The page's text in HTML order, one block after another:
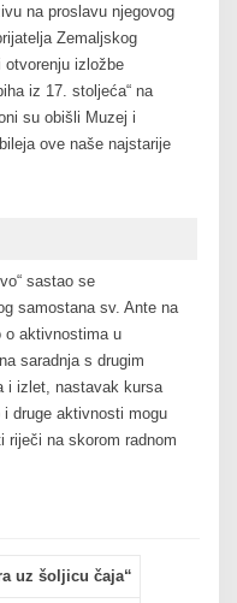
na proslavu njegovog
Zemaljskog
otvorenju izložbe
iz 17. stoljeća“ na
su obišli Muzej i
ove naše najstarije
sastao se
samostana sv. Ante na
o aktivnostima u
saradnja s drugim
i izlet, nastavak kursa
druge aktivnosti mogu
na skorom radnom
uz šoljicu čaja“